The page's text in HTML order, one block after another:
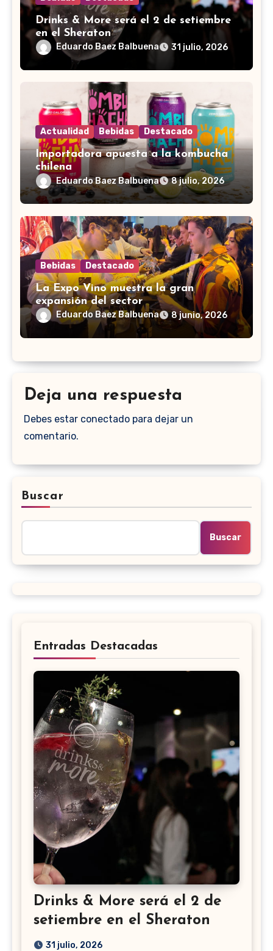
Drinks & More será el 2 de setiembre
en el Sheraton
Eduardo Baez Balbuena 31 julio, 2026
Actualidad Bebidas Destacado
Importadora apuesta a la kombucha
chilena
Eduardo Baez Balbuena 8 julio, 2026
Bebidas Destacado
La Expo Vino muestra la gran
expansión del sector
Eduardo Baez Balbuena 8 junio, 2026
Deja una respuesta
Debes estar conectado para dejar un
comentario.
Buscar
Buscar
Entradas Destacadas
Drinks & More será el 2 de
setiembre en el Sheraton
31 julio, 2026